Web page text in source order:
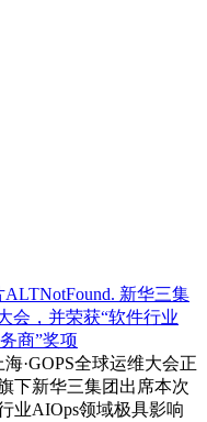
新华三集
会，并荣获“软件行业
商”奖项
海·GOPS全球运维大会正
下新华三集团出席本次
业AIOps领域极具影响